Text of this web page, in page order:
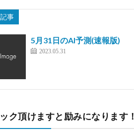
事
5月31日のAI予測(速報版)
2023.05.31
ク頂けますと励みになります！